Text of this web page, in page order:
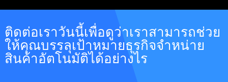
ติดต่อเราวันนี้เพื่อดูว่าเราสามารถช่วย
ให้คุณบรรลุเป้าหมายธุรกิจจำหน่าย
สินค้าอัตโนมัติได้อย่างไร